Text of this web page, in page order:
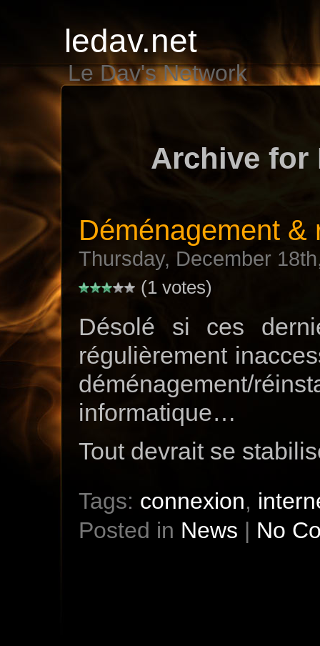
ledav.net
Le Dav's Network
Archive for
Déménagement &
Thursday, December
(1 votes)
Désolé si ces
régulièrement
déménagement/
informatique…
Tout devrait se
Tags: connexion,
Posted in News | No